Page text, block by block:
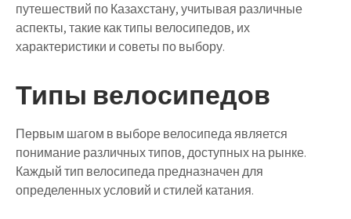
путешествий по Казахстану, учитывая различные
аспекты, такие как типы велосипедов, их
характеристики и советы по выбору.
Типы велосипедов
Первым шагом в выборе велосипеда является
понимание различных типов, доступных на рынке.
Каждый тип велосипеда предназначен для
определенных условий и стилей катания.